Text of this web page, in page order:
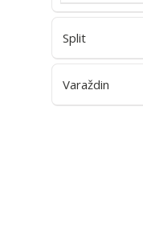
Split
Varaždin